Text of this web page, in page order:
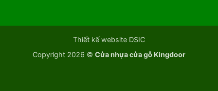
Thiết kế website DSIC
Copyright 2026 © Cửa nhựa cửa gỗ Kingdoor